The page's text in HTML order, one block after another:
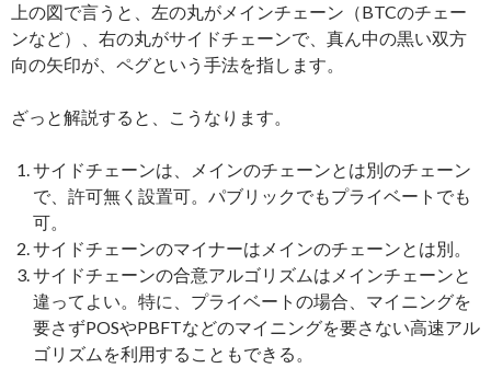
上の図で言うと、左の丸がメインチェーン（BTCのチェー
ンなど）、右の丸がサイドチェーンで、真ん中の黒い双方
向の矢印が、ペグという手法を指します。
ざっと解説すると、こうなります。
サイドチェーンは、メインのチェーンとは別のチェーン
で、許可無く設置可。パブリックでもプライベートでも
可。
サイドチェーンのマイナーはメインのチェーンとは別。
サイドチェーンの合意アルゴリズムはメインチェーンと
違ってよい。特に、プライベートの場合、マイニングを
要さずPOSやPBFTなどのマイニングを要さない高速アル
ゴリズムを利用することもできる。